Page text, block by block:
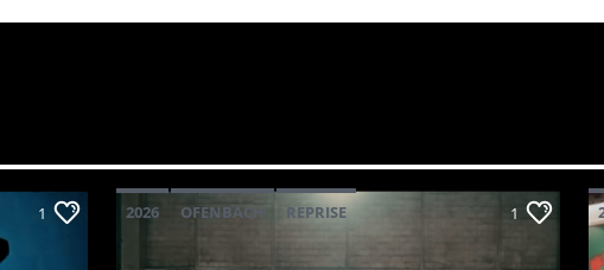
1 2026 OFENBACH
REPRISE
1